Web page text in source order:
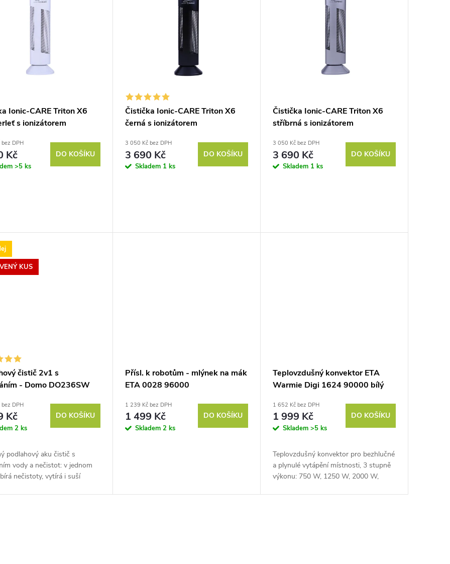
Ionic-CARE Triton X6
s ionizátorem
DPH
Kč
>5 ks
DO KOŠÍKU
Čistička Ionic-CARE Triton X6
černá s ionizátorem
3 050 Kč bez DPH
3 690 Kč
Skladem 1 ks
DO KOŠÍKU
Čistička Ionic-CARE Triton X6
stříbrná s ionizátorem
3 050 Kč bez DPH
3 690 Kč
Skladem 1 ks
DO KOŠÍKU
KUS
čistič 2v1 s
- Domo DO236SW
DPH
Kč
2 ks
DO KOŠÍKU
podlahový aku čistič s
vody a nečistot: v jednom
nečistoty, vytírá i suší
Přísl. k robotům - mlýnek na mák
ETA 0028 96000
1 239 Kč bez DPH
1 499 Kč
Skladem 2 ks
DO KOŠÍKU
Teplovzdušný konvektor ETA
Warmie Digi 1624 90000 bílý
1 652 Kč bez DPH
1 999 Kč
Skladem >5 ks
DO KOŠÍKU
Teplovzdušný konvektor pro bezhlučné
a plynulé vytápění místnosti, 3 stupně
výkonu: 750 W, 1250 W, 2000 W,